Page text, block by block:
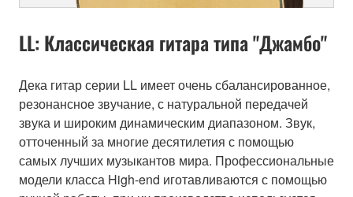
LL: Классическая гитара типа "Джамбо"
Дека гитар серии LL имеет очень сбалансированное,
резонансное звучание, с натуральной передачей
звука и широким динамическим диапазоном. Звук,
отточенный за многие десятилетия с помощью
самых лучших музыкантов мира. Профессиональные
модели класса High-end иготавливаются с помощью